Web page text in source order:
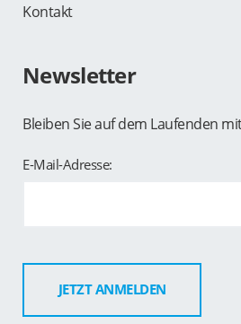
Kontakt
Newsletter
Bleiben Sie auf dem Laufenden
E-Mail-Adresse: